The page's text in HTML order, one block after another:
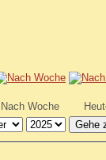
Nach Woche
Gehe